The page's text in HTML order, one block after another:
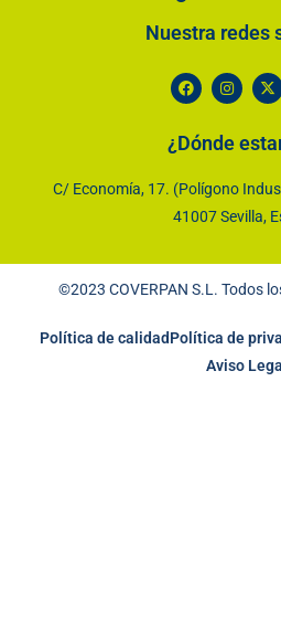
Nuestra redes
¿Dónde
C/ Economía, 17. (Polígono
41007 Sevilla,
©2023 COVERPAN S.L. Todos
Política de calidadPolítica de
Aviso